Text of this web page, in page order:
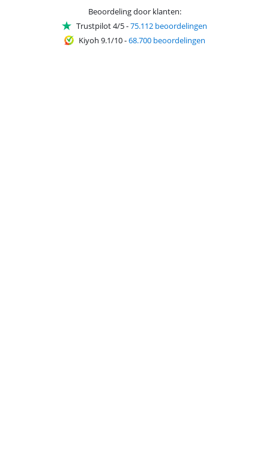
Beoordeling door klanten:
Trustpilot 4/5-75.112 beoordelingen
Kiyoh 9.1/10-68.700 beoordelingen